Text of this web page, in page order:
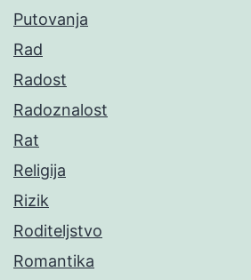
Putovanja
Rad
Radost
Radoznalost
Rat
Religija
Rizik
Roditeljstvo
Romantika